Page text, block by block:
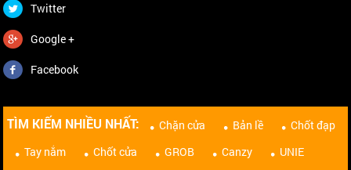
Twitter
Google +
Facebook
TÌM KIẾM NHIỀU NHẤT: Chặn cửa Bản lề
Chốt đạp
Tay nắm
Chốt cửa GROB Canzy
UNIE